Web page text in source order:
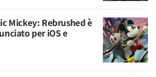
Mickey: Rebrushed è
per iOS e